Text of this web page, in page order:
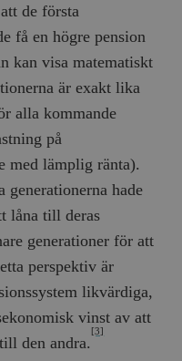
de första
få en högre pension
kan visa matematiskt
är exakt lika
alla kommande
på
med lämplig ränta).
hade
låna till deras
generationer för att
perspektiv är
likvärdiga,
vinst av att
den andra.
[3]